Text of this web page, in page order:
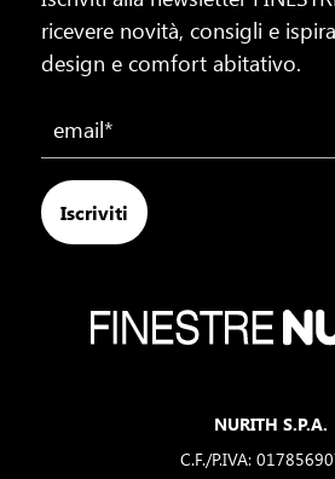
ricevere novità, consigli e
design e comfort abitativo.
Iscriviti
NURITH S.P.A.
C.F./P.IVA: